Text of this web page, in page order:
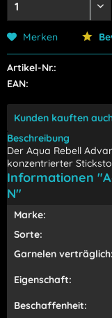
Merken
Artikel-Nr.:
EAN:
Kunden kauften
Beschreibung
Der Aqua Rebell
konzentrierter
Informationen
N"
Marke:
Sorte:
Garnelen verträglich:
Eigenschaft:
Beschaffenheit: